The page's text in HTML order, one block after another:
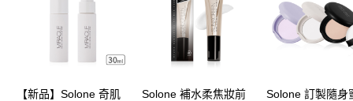
Apple Pay
悠遊付
【新品】Solone 奇肌
Solone 補水柔焦妝前
Solone 訂製隨身